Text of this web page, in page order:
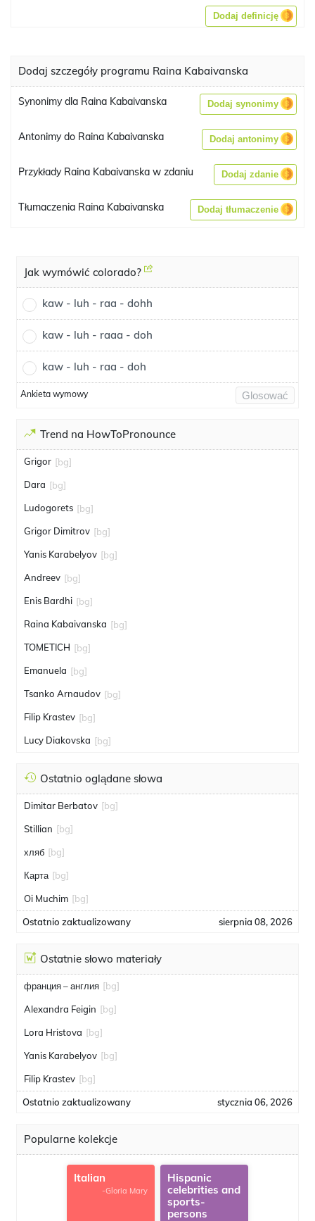
Dodaj definicję
Dodaj szczegóły programu Raina Kabaivanska
Synonimy dla Raina Kabaivanska Dodaj synonimy
Antonimy do Raina Kabaivanska Dodaj antonimy
Przykłady Raina Kabaivanska w zdaniu Dodaj zdanie
Tłumaczenia Raina Kabaivanska Dodaj tłumaczenie
Jak wymówić colorado?
kaw - luh - raa - dohh
kaw - luh - raaa - doh
kaw - luh - raa - doh
Ankieta wymowy Glosować
Trend na HowToPronounce
Grigor [bg]
Dara [bg]
Ludogorets [bg]
Grigor Dimitrov [bg]
Yanis Karabelyov [bg]
Andreev [bg]
Enis Bardhi [bg]
Raina Kabaivanska [bg]
TOMETICH [bg]
Emanuela [bg]
Tsanko Arnaudov [bg]
Filip Krastev [bg]
Lucy Diakovska [bg]
Ostatnio oglądane słowa
Dimitar Berbatov [bg]
Stillian [bg]
хляб [bg]
Карта [bg]
Oi Muchim [bg]
Ostatnio zaktualizowany sierpnia 08, 2026
Ostatnie słowo materiały
франция – англия [bg]
Alexandra Feigin [bg]
Lora Hristova [bg]
Yanis Karabelyov [bg]
Filip Krastev [bg]
Ostatnio zaktualizowany stycznia 06, 2026
Popularne kolekcje
Italian
-Gloria Mary
Hispanic
celebrities and
sports-
persons